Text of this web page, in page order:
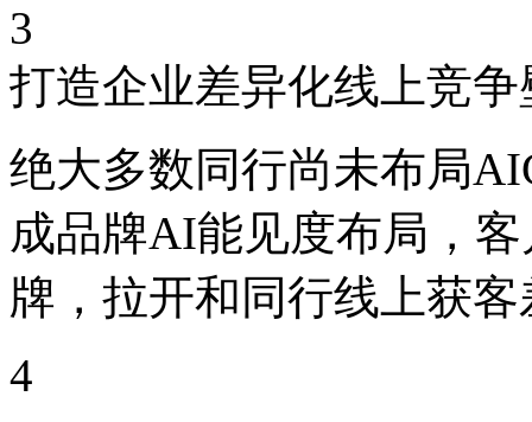
3
打造企业差异化线上竞争
绝大多数同行尚未布局
成品牌AI能见度布局，
牌，拉开和同行线上获
4